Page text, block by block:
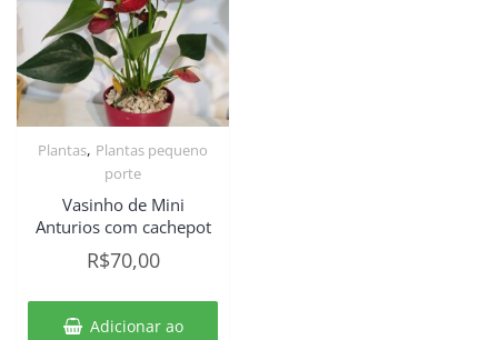
Plantas, Plantas pequeno
porte
Vasinho de Mini
Anturios com cachepot
R$70,00
Adicionar ao